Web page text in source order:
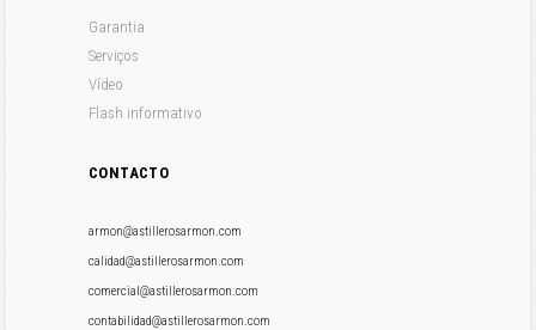
Garantia
Serviços
Vídeo
Flash informativo
CONTACTO
armon@astillerosarmon.com
calidad@astillerosarmon.com
comercial@astillerosarmon.com
contabilidad@astillerosarmon.com